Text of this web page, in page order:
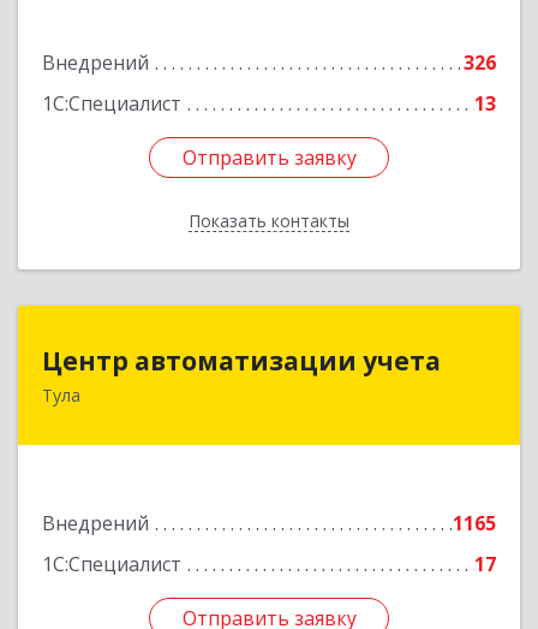
Внедрений
326
1С:Специалист
13
Отправить заявку
Показать контакты
Отправить заявку
Назад
Центр автоматизации учета
Тула
Внедрений
1165
1С:Специалист
17
Отправить заявку
300026, Тульская обл, Тула г, Ленина пр-кт, дом
Отправить заявку